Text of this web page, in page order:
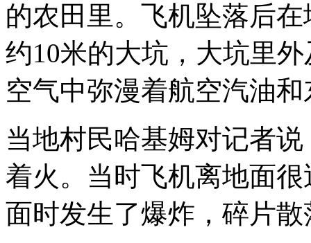
的农田里。飞机坠落后
约10米的大坑，大坑里
空气中弥漫着航空汽油
当地村民哈基姆对记者
着火。当时飞机离地面
面时发生了爆炸，碎片